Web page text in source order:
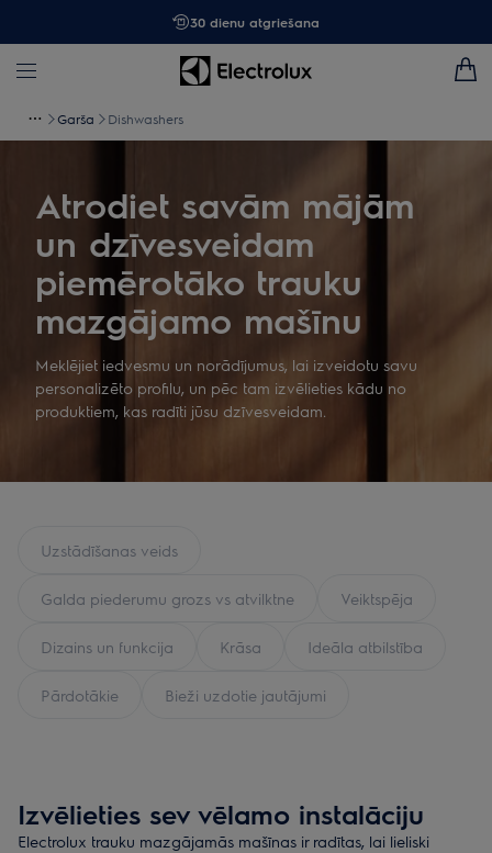
30 dienu atgriešana
Garša Dishwashers
Atrodiet savām mājām
un dzīvesveidam
piemērotāko trauku
mazgājamo mašīnu
Meklējiet iedvesmu un norādījumus, lai izveidotu savu
personalizēto profilu, un pēc tam izvēlieties kādu no
produktiem, kas radīti jūsu dzīvesveidam.
Uzstādīšanas veids
Galda piederumu grozs vs atvilktne Veiktspēja
Dizains un funkcija Krāsa Ideāla atbilstība
Pārdotākie Bieži uzdotie jautājumi
Izvēlieties sev vēlamo instalāciju
Electrolux trauku mazgājamās mašīnas ir radītas, lai lieliski